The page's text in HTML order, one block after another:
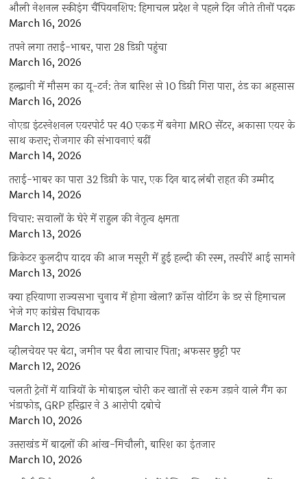
औली नेशनल स्कीइंग चैंपियनशिप: हिमाचल प्रदेश ने पहले दिन जीते तीनों पदक
March 16, 2026
तपने लगा तराई-भाबर, पारा 28 डिग्री पहुंचा
March 16, 2026
हल्द्वानी में मौसम का यू-टर्न: तेज बारिश से 10 डिग्री गिरा पारा, ठंड का अहसास
March 16, 2026
नोएडा इंटरनेशनल एयरपोर्ट पर 40 एकड़ में बनेगा MRO सेंटर, अकासा एयर के
साथ करार; रोजगार की संभावनाएं बढ़ीं
March 14, 2026
तराई-भाबर का पारा 32 डिग्री के पार, एक दिन बाद लंबी राहत की उम्मीद
March 14, 2026
विचार: सवालों के घेरे में राहुल की नेतृत्व क्षमता
March 13, 2026
क्रिकेटर कुलदीप यादव की आज मसूरी में हुई हल्दी की रस्म, तस्वीरें आई सामने
March 13, 2026
क्या हरियाणा राज्यसभा चुनाव में होगा खेला? क्रॉस वोटिंग के डर से हिमाचल
भेजे गए कांग्रेस विधायक
March 12, 2026
व्हीलचेयर पर बेटा, जमीन पर बैठा लाचार पिता; अफसर छुट्टी पर
March 12, 2026
चलती ट्रेनों में यात्रियों के मोबाइल चोरी कर खातों से रकम उड़ाने वाले गैंग का
भंडाफोड़, GRP हरिद्वार ने 3 आरोपी दबोचे
March 10, 2026
उत्तराखंड में बादलों की आंख-मिचौली, बारिश का इंतजार
March 10, 2026